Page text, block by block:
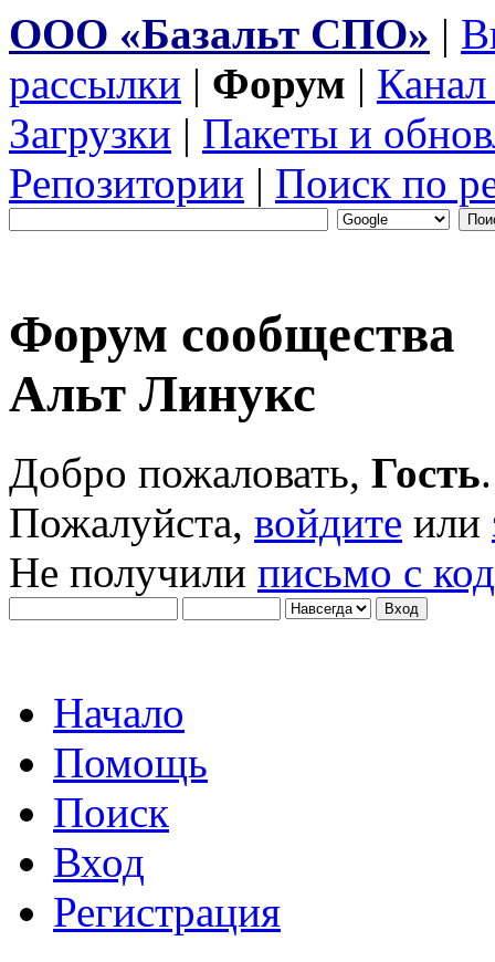
ООО «Базальт СПО» |
рассылки | Форум |
Загрузки | Пакеты и
Репозитории | Поиск по
Форум сообщества
Альт Линукс
Добро пожаловать, Гость.
Пожалуйста, войдите или
Не получили письмо с
Начало
Помощь
Поиск
Вход
Регистрация